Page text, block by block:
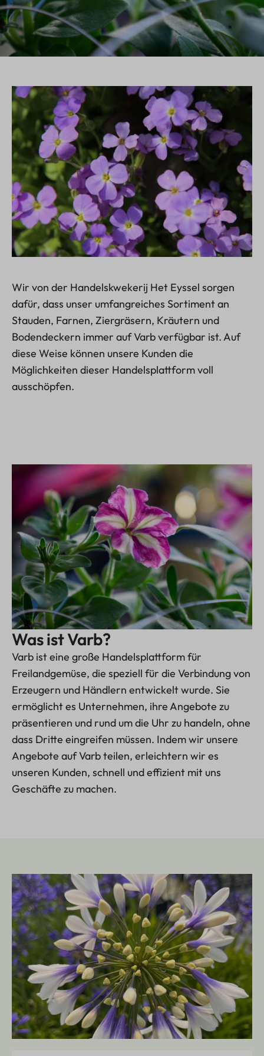
Wir von der Handelskwekerij Het Eyssel sorgen
dafür, dass unser umfangreiches Sortiment an
Stauden, Farnen, Ziergräsern, Kräutern und
Bodendeckern immer auf Varb verfügbar ist. Auf
diese Weise können unsere Kunden die
Möglichkeiten dieser Handelsplattform voll
ausschöpfen.
Was ist Varb?
Varb ist eine große Handelsplattform für
Freilandgemüse, die speziell für die Verbindung von
Erzeugern und Händlern entwickelt wurde. Sie
ermöglicht es Unternehmen, ihre Angebote zu
präsentieren und rund um die Uhr zu handeln, ohne
dass Dritte eingreifen müssen. Indem wir unsere
Angebote auf Varb teilen, erleichtern wir es
unseren Kunden, schnell und effizient mit uns
Geschäfte zu machen.